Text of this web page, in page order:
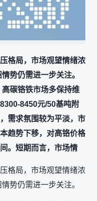
格局，市场观望情绪浓
势仍需进一步关注。
碳铬铁市场多保持维
8450元/50基吨附
需求氛围较为平淡，市
趋势下移，对高铬价格
。短期而言，市场情
格局，市场观望情绪浓
势仍需进一步关注。